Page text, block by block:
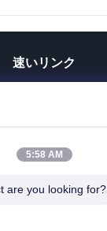
速いリンク
VRショー
5:58 AM
are you looking for?